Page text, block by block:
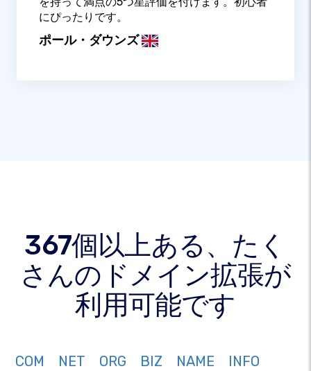
にぴったりです。
ポール・ダウンズ
367個以上ある、たく
さんのドメイン拡張が
利用可能です
COM NET ORG BIZ NAME
INFO